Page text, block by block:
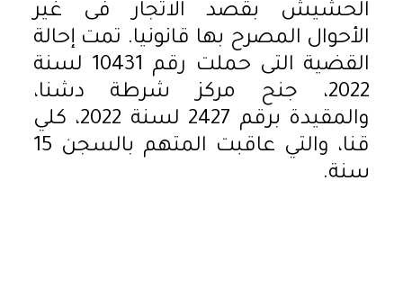
الحشيش بقصد الاتجار فى غير
الأحوال المصرح بها قانونيا. تمت إحالة
القضية التى حملت رقم 10431 لسنة
2022، جنح مركز شرطة دشنا،
والمقيدة برقم 2427 لسنة 2022، كلي
قنا، والتي عاقبت المتهم بالسجن 15
سنة.